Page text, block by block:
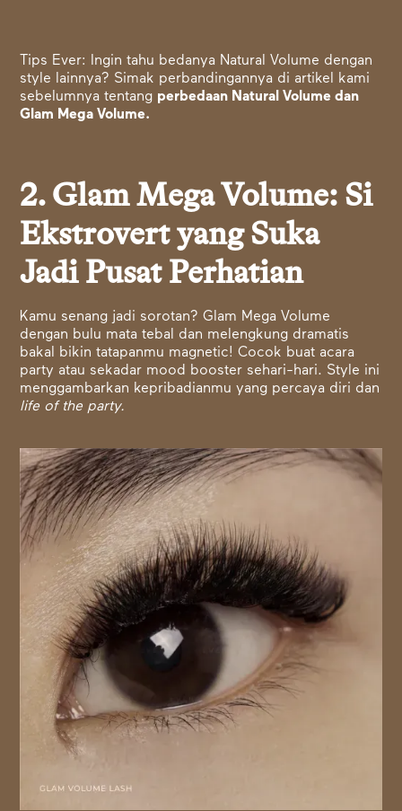
Tips Ever: Ingin tahu bedanya Natural Volume dengan
style lainnya? Simak perbandingannya di artikel kami
sebelumnya tentang perbedaan Natural Volume dan
Glam Mega Volume.
2. Glam Mega Volume: Si
Ekstrovert yang Suka
Jadi Pusat Perhatian
Kamu senang jadi sorotan? Glam Mega Volume
dengan bulu mata tebal dan melengkung dramatis
bakal bikin tatapanmu magnetic! Cocok buat acara
party atau sekadar mood booster sehari-hari. Style ini
menggambarkan kepribadianmu yang percaya diri dan
life of the party.